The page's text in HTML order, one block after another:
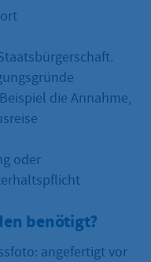
die Annahme,
oder
benötigt?
angefertigt vor